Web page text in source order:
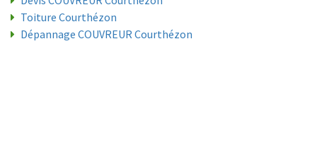
Toiture Courthézon
Dépannage COUVREUR Courthézon